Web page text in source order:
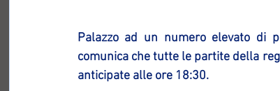
Palazzo ad un numero elevato di
comunica che tutte le partite della
anticipate alle ore 18:30.